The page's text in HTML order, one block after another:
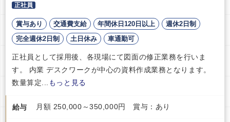
正社員
賞与あり 交通費支給 年間休日120日以上
週休2日制
完全週休2日制
土日休み 車通勤可
正社員として採用後、各現場にて図面の修正業務を行いま
す。 内業 デスクワークが中心の資料作成業務となります。
数量算定...
もっと見る
給与 月額 250,000～350,000円 賞与：あり